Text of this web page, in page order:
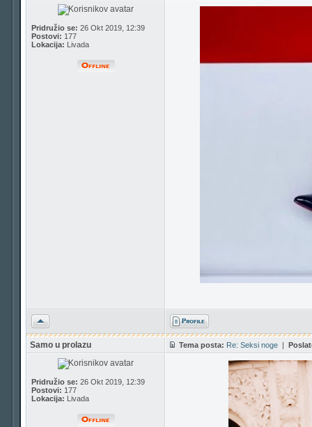
Pridružio se: 26 Okt 2019, 12:39
Postovi: 177
Lokacija: Livada
Vrh
Samo u prolazu Tema posta: Re: Seksi noge |
Pridružio se: 26 Okt 2019, 12:39
Postovi: 177
Lokacija: Livada